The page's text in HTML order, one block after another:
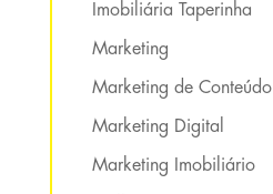
Imobiliária Taperinha
Marketing
Marketing de Conteúdo
Marketing Digital
Marketing Imobiliário